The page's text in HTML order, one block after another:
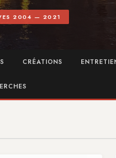
2004 — 2021
CRÉATIONS